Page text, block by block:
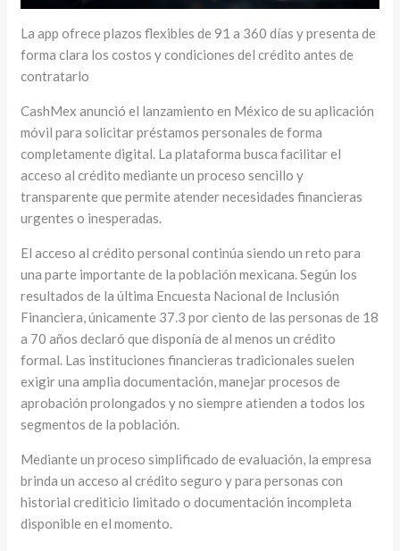
La app ofrece plazos flexibles de 91 a 360 días y presenta de
forma clara los costos y condiciones del crédito antes de
contratarlo
CashMex anunció el lanzamiento en México de su aplicación
móvil para solicitar préstamos personales de forma
completamente digital. La plataforma busca facilitar el
acceso al crédito mediante un proceso sencillo y
transparente que permite atender necesidades financieras
urgentes o inesperadas.
El acceso al crédito personal continúa siendo un reto para
una parte importante de la población mexicana. Según los
resultados de la última Encuesta Nacional de Inclusión
Financiera, únicamente 37.3 por ciento de las personas de 18
a 70 años declaró que disponía de al menos un crédito
formal. Las instituciones financieras tradicionales suelen
exigir una amplia documentación, manejar procesos de
aprobación prolongados y no siempre atienden a todos los
segmentos de la población.
Mediante un proceso simplificado de evaluación, la empresa
brinda un acceso al crédito seguro y para personas con
historial crediticio limitado o documentación incompleta
disponible en el momento.